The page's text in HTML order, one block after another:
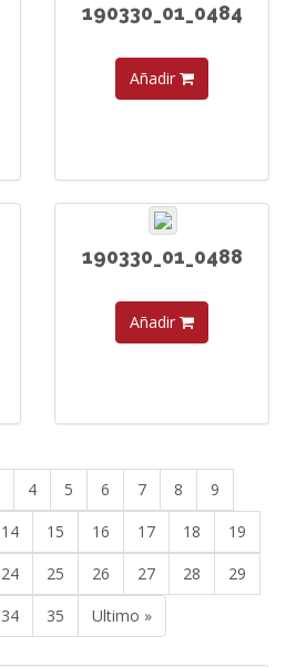
190330_01_0484
Añadir
190330_01_0488
Añadir
4 5 6 7 8
9
14 15 16 17 18
19
24 25 26 27 28
29
34 35 Ultimo »